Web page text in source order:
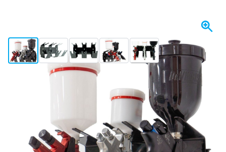
View larger imageView larger imageView larger imageView larger imageView larger image
+2
Expédié aujourd'hui
Ajouter au panier